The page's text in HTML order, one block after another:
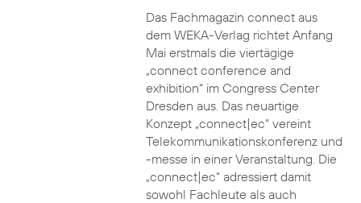
Das Fachmagazin connect aus
dem WEKA-Verlag richtet Anfang
Mai erstmals die viertägige
„connect conference and
exhibition“ im Congress Center
Dresden aus. Das neuartige
Konzept „connect|ec“ vereint
Telekommunikationskonferenz und
-messe in einer Veranstaltung. Die
„connect|ec“ adressiert damit
sowohl Fachleute als auch